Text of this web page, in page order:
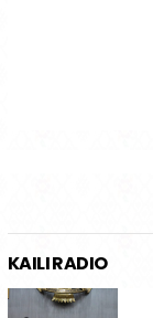
KAILI RADIO